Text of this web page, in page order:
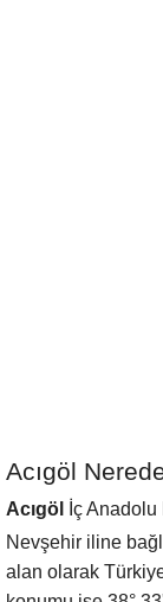
Acıgöl
Acıgöl
İç
Nevşehir iline
alan olarak